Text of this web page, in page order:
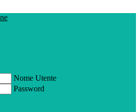
Nome Utente
Password